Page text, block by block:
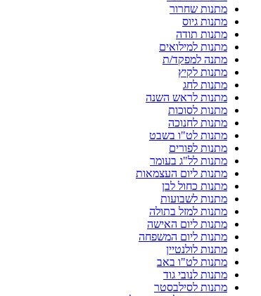
מתנות שחרור
מתנות גיוס
מתנות תודה
מתנות למילואים
מתנה למפקד/ת
מתנות לקיץ
מתנות לחג
מתנות לראש השנה
מתנות לסוכות
מתנות לחנוכה
מתנות לט"ו בשבט
מתנות לפורים
מתנות לל"ג בעומר
מתנות ליום העצמאות
מתנות כחול לבן
מתנות לשבועות
מתנות למזל בתולה
מתנות ליום האישה
מתנות ליום המשפחה
מתנות לולנטיין
מתנות לט"ו באב
מתנות לנובי גוד
מתנות לסילבסטר